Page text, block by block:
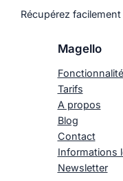
Récupérez
Magello
Tarifs
A propos
Blog
Contact
Informations
Newsletter